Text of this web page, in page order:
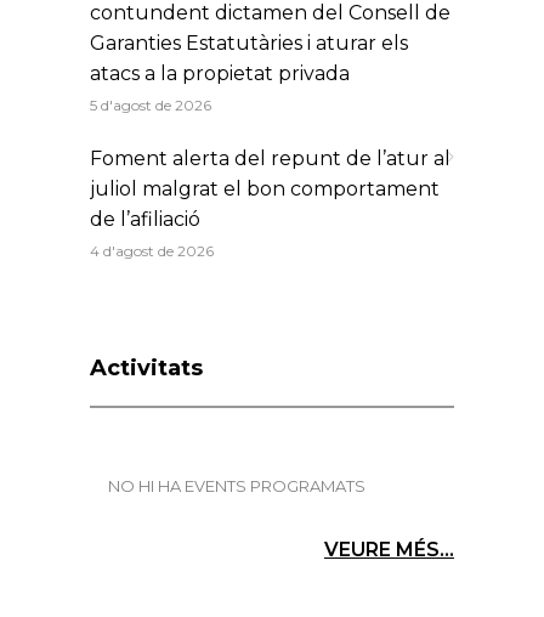
contundent dictamen del Consell de
Garanties Estatutàries i aturar els
atacs a la propietat privada
5 d'agost de 2026
Foment alerta del repunt de l’atur al
juliol malgrat el bon comportament
de l’afiliació
4 d'agost de 2026
Activitats
NO HI HA EVENTS PROGRAMATS
VEURE MÉS...